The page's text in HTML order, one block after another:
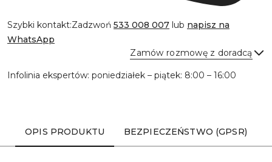
Szybki kontakt:Zadzwoń 533 008 007 lub napisz na
WhatsApp
Zamów rozmowę z doradcą
Infolinia ekspertów: poniedziałek – piątek: 8:00 – 16:00
OPIS PRODUKTU BEZPIECZEŃSTWO (GPSR)